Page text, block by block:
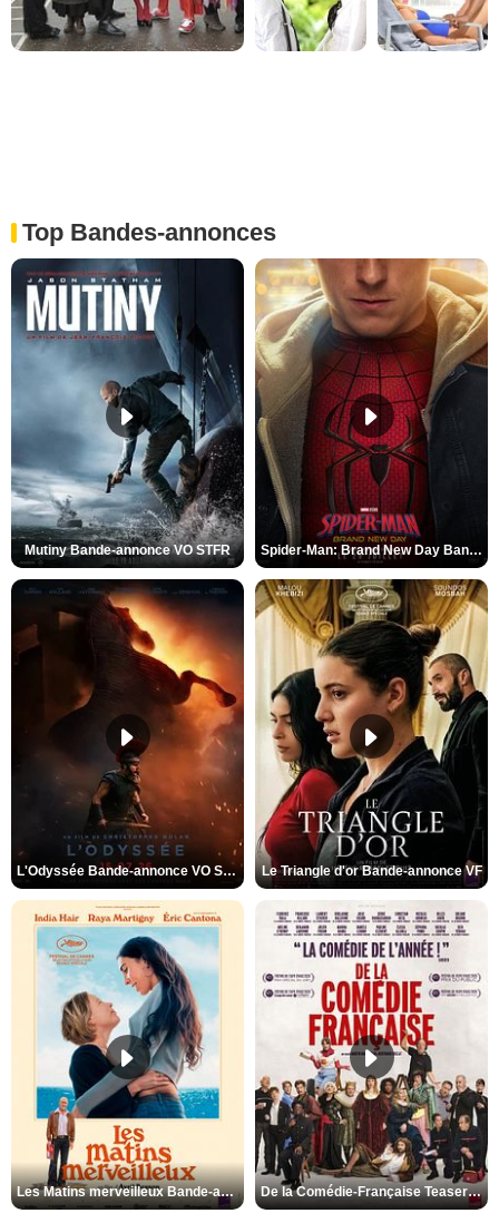
Top Bandes-annonces
Mutiny Bande-annonce VO STFR Spider-Man: Brand New Day Bande-annonce VO STFR
L'Odyssée Bande-annonce VO STFR Le Triangle d'or Bande-annonce VF
Les Matins merveilleux Bande-annonce VF De la Comédie-Française Teaser VF